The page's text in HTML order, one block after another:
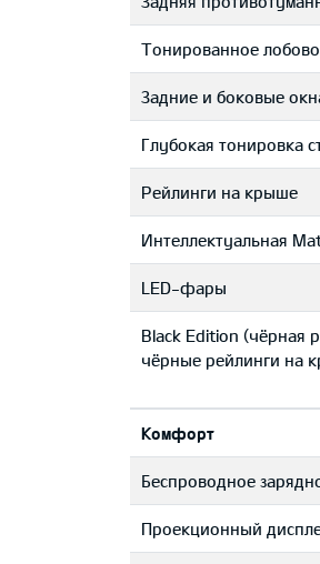
Тонированное
Задние и боковые
Глубокая тонировка
Рейлинги на крыше
Интеллектуальная
LED-фары
Black Edition (чёрная
чёрные рейлинги на
Комфорт
Беспроводное
Проекционный